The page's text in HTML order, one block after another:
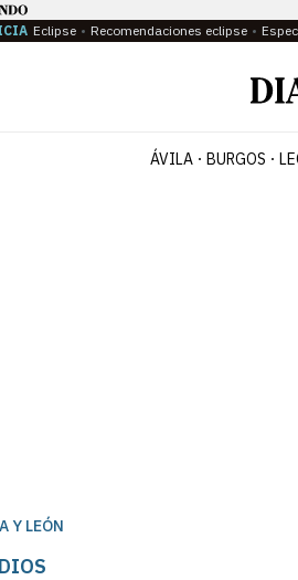
Eclipse Recomendaciones eclipse
ÁVILA BURGOS
Y LEÓN